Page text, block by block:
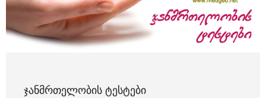
ᲯᲐᲜᲛᲠᲗᲔᲚᲝᲑᲘᲡ ᲢᲔᲡᲢᲔᲑᲘ